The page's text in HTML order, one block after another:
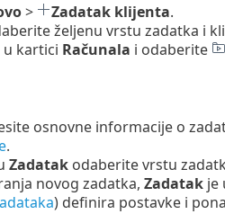
> Zadatak klijenta.
željenu vrstu zadatka i
kartici Računala i odaberite
osnovne informacije o
.
Zadatakodaberite vrstu
novog zadatka, Zadatakje
) definira postavke i